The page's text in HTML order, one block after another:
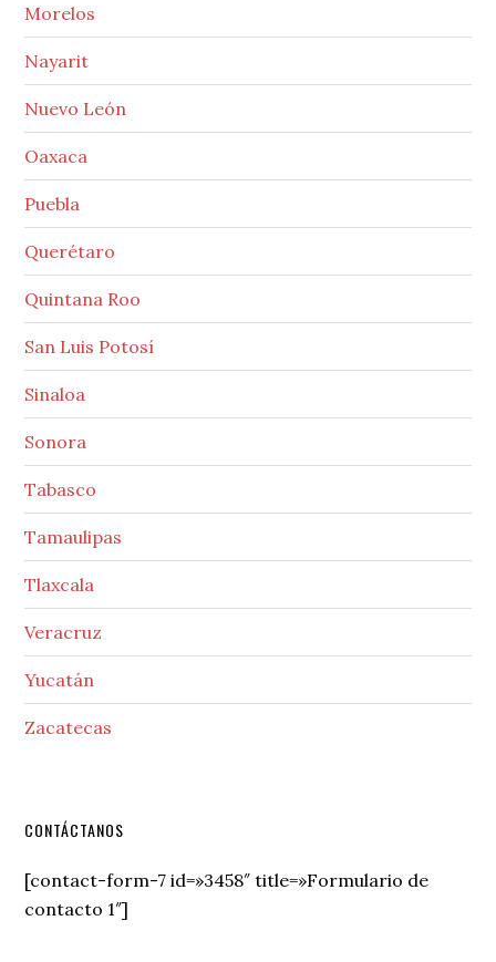
Morelos
Nayarit
Nuevo León
Oaxaca
Puebla
Querétaro
Quintana Roo
San Luis Potosí
Sinaloa
Sonora
Tabasco
Tamaulipas
Tlaxcala
Veracruz
Yucatán
Zacatecas
Secondary
Sidebar
CONTÁCTANOS
[contact-form-7 id=»3458″ title=»Formulario de
contacto 1″]